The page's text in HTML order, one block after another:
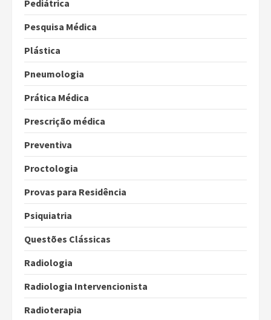
Pediátrica
Pesquisa Médica
Plástica
Pneumologia
Prática Médica
Prescrição médica
Preventiva
Proctologia
Provas para Residência
Psiquiatria
Questões Clássicas
Radiologia
Radiologia Intervencionista
Radioterapia